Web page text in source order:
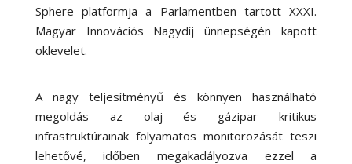
Sphere platformja a Parlamentben tartott XXXI.
Magyar Innovációs Nagydíj ünnepségén kapott
oklevelet.
A nagy teljesítményű és könnyen használható
megoldás az olaj és gázipar kritikus
infrastruktúrainak folyamatos monitorozását teszi
lehetővé, időben megakadályozva ezzel a